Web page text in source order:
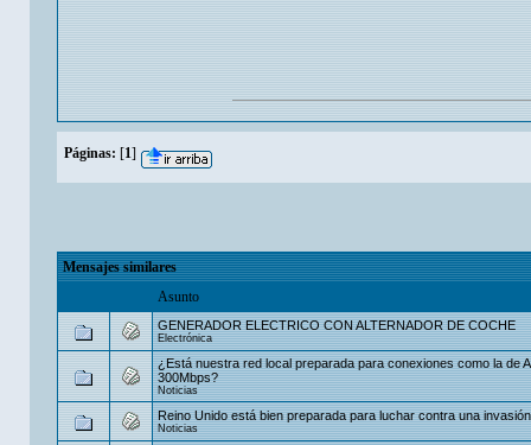
Páginas: [1]
Mensajes similares
Asunto
GENERADOR ELECTRICO CON ALTERNADOR DE COCHE
Electrónica
¿Está nuestra red local preparada para conexiones como la de
300Mbps?
Noticias
Reino Unido está bien preparada para luchar contra una
Noticias